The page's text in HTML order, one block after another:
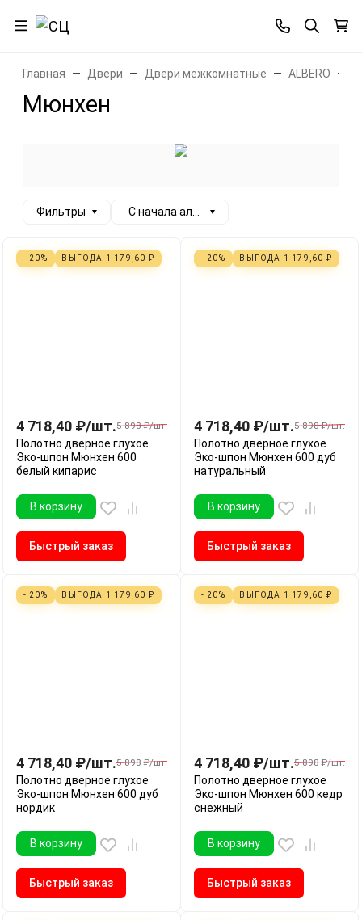
Главная Двери Двери межкомнатные ALBERO
Мюнхен
Фильтры С начала алфавита
- 20% ВЫГОДА 1 179,60 ₽
4 718,40 ₽/шт.5 898 ₽/шт.
Полотно дверное глухое
Эко-шпон Мюнхен 600
белый кипарис
В корзину
Быстрый заказ
- 20% ВЫГОДА 1 179,60 ₽
4 718,40 ₽/шт.5 898 ₽/шт.
Полотно дверное глухое
Эко-шпон Мюнхен 600 дуб
натуральный
В корзину
Быстрый заказ
- 20% ВЫГОДА 1 179,60 ₽
4 718,40 ₽/шт.5 898 ₽/шт.
Полотно дверное глухое
Эко-шпон Мюнхен 600 дуб
нордик
В корзину
Быстрый заказ
- 20% ВЫГОДА 1 179,60 ₽
4 718,40 ₽/шт.5 898 ₽/шт.
Полотно дверное глухое
Эко-шпон Мюнхен 600 кедр
снежный
В корзину
Быстрый заказ